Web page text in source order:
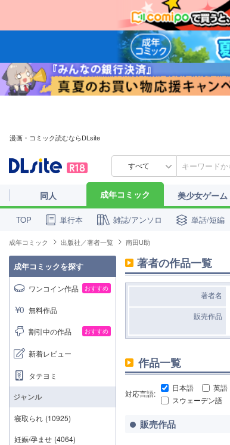
漫画・コミック読むならDLsite
すべて
同人 成年コミック 美少女ゲーム
TOP 単行本 雑誌/アンソロ 単話/短編
成年コミック 出版社／著者一覧 南田U助
著者の作品一覧
著者名
販売作品
作品一覧
対応言語:
日本語 英語
スウェーデン語
販売作品
成年コミックを探す
ワンコイン作品 おすすめ
無料作品
割引中の作品 おすすめ
新着レビュー
タテヨミ
ジャンル
寝取られ (10925)
妊娠/孕ませ (4064)